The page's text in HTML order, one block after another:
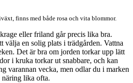
finns med både rosa och vita blommor.
eller friland går precis lika bra.
välja en solig plats i trädgården. Vattna
Det är bra om jorden torkar upp lätt
i kruka torkar ut snabbare, och kan
varannan vecka, men odlar du i marken
näring lika ofta.